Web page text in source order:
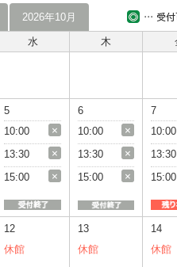
2026年10月
水 木
5
10:00
13:30
15:00
6
10:00
13:30
15:00
7
10:00
13:30
15:00
12
休館
13
休館
14
休館